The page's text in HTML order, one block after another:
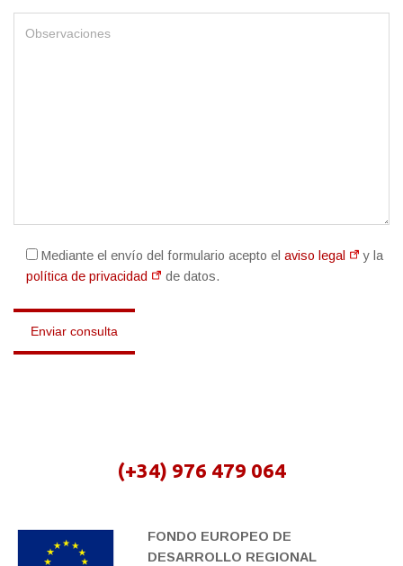
Mediante el envío del formulario acepto elaviso legal
y la
política de privacidad
de datos.
(+34) 976 479 064
FONDO EUROPEO DE
DESARROLLO REGIONAL